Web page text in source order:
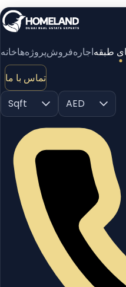
خانهپروژه‌هافروشاجارهطبقه
تماس با ما
Sqft
AED